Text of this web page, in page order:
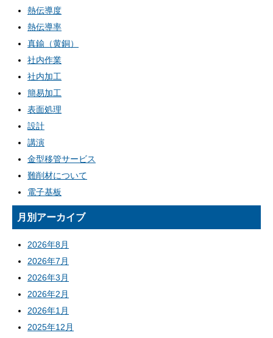
熱伝導度
熱伝導率
真鍮（黄銅）
社内作業
社内加工
簡易加工
表面処理
設計
講演
金型移管サービス
難削材について
電子基板
月別アーカイブ
2026年8月
2026年7月
2026年3月
2026年2月
2026年1月
2025年12月